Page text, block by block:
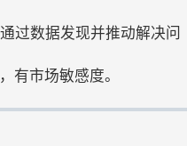
过数据发现并推动解决问
有市场敏感度。